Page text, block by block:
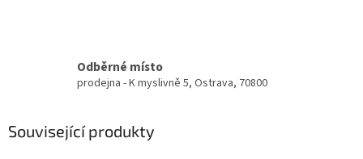
Odběrné místo
prodejna - K myslivně 5, Ostrava, 70800
Související produkty